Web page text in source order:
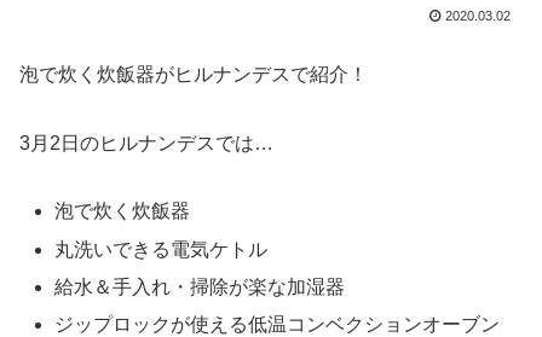
2020.03.02
泡で炊く炊飯器がヒルナンデスで紹介！
3月2日のヒルナンデスでは…
泡で炊く炊飯器
丸洗いできる電気ケトル
給水＆手入れ・掃除が楽な加湿器
ジップロックが使える低温コンベクションオーブン